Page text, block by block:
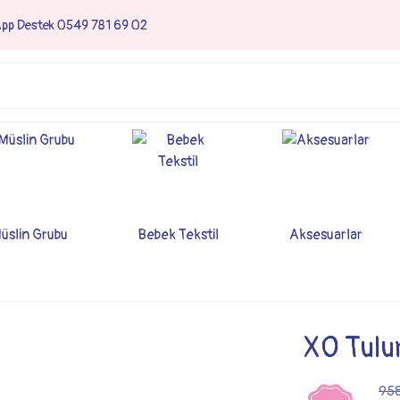
Destek 0549 781 69 02
Grubu Bebek Tekstil Aksesuarlar
XO